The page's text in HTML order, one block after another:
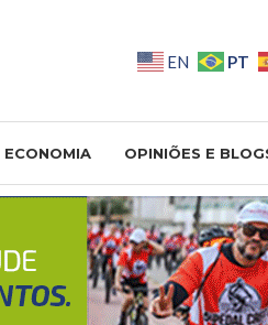
EN PT
ECONOMIA OPINIÕES E